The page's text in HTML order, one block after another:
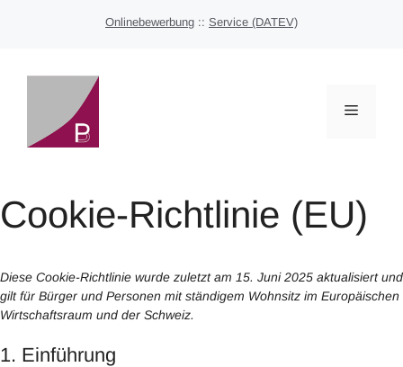
Onlinebewerbung :: Service (DATEV)
MENÜ
Cookie-Richtlinie (EU)
Diese Cookie-Richtlinie wurde zuletzt am 15. Juni 2025 aktualisiert und
gilt für Bürger und Personen mit ständigem Wohnsitz im Europäischen
Wirtschaftsraum und der Schweiz.
1. Einführung